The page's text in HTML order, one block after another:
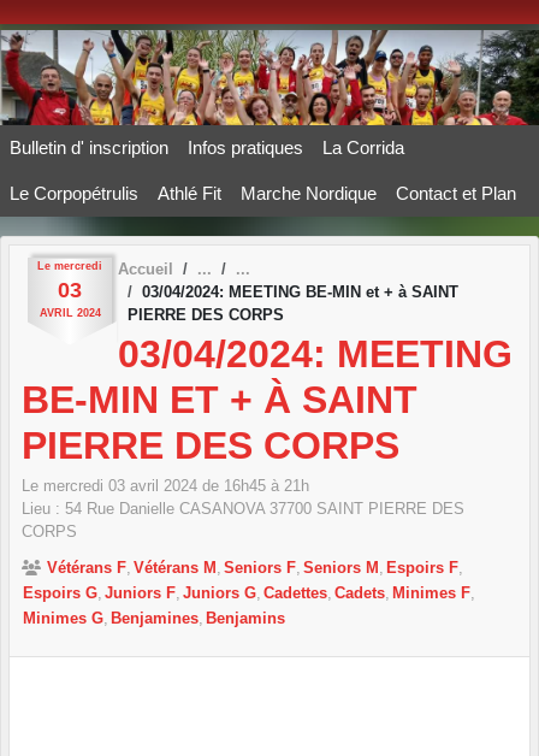
Bulletin d' inscription Infos pratiques La Corrida
Le Corpopétrulis Athlé Fit Marche Nordique Contact et Plan
Le mercredi
03
AVRIL 2024
Accueil
03/04/2024: MEETING BE-MIN et + à SAINT
PIERRE DES CORPS
03/04/2024: MEETING
BE-MIN ET + À SAINT
PIERRE DES CORPS
Le mercredi 03 avril 2024 de 16h45 à 21h
Lieu : 54 Rue Danielle CASANOVA 37700 SAINT PIERRE DES
CORPS
Vétérans F Vétérans M Seniors F Seniors M
Espoirs F
Espoirs G Juniors F Juniors G Cadettes Cadets Minimes F
Minimes G Benjamines Benjamins